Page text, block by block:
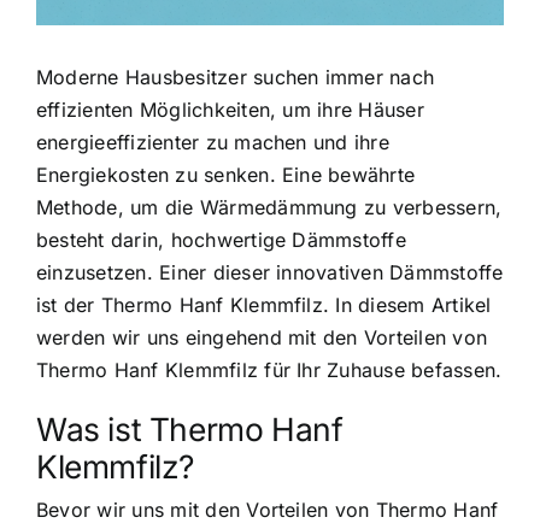
Moderne Hausbesitzer suchen immer nach
effizienten Möglichkeiten, um ihre Häuser
energieeffizienter zu machen und ihre
Energiekosten zu senken. Eine bewährte
Methode, um die Wärmedämmung zu verbessern,
besteht darin, hochwertige Dämmstoffe
einzusetzen. Einer dieser innovativen Dämmstoffe
ist der Thermo Hanf Klemmfilz. In diesem Artikel
werden wir uns eingehend mit den Vorteilen von
Thermo Hanf Klemmfilz für Ihr Zuhause befassen.
Was ist Thermo Hanf
Klemmfilz?
Bevor wir uns mit den Vorteilen von Thermo Hanf